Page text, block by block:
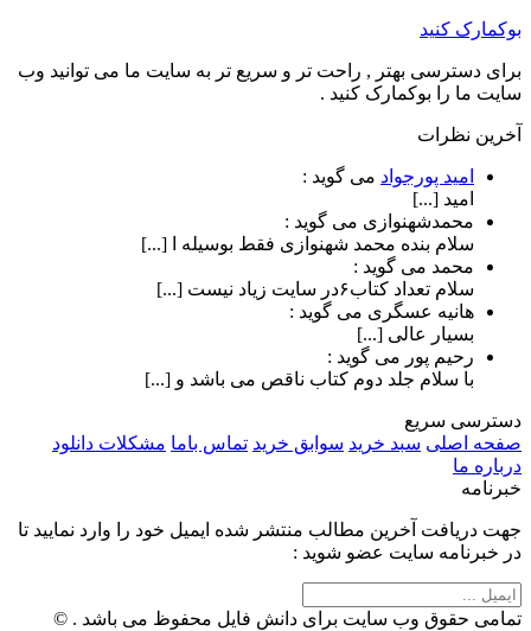
بوکمارک کنید
برای دسترسی بهتر , راحت تر و سریع تر به سایت ما می توانید وب
سایت ما را بوکمارک کنید .
آخرین نظرات
امید پورجواد می گوید :
امید [...]
محمدشهنوازی می گوید :
سلام بنده محمد شهنوازی فقط بوسیله ا [...]
محمد می گوید :
سلام تعداد کتاب۶در سایت زیاد نیست [...]
هانیه عسگری می گوید :
بسیار عالی [...]
رحیم پور می گوید :
با سلام جلد دوم کتاب ناقص می باشد و [...]
دسترسی سریع
صفحه اصلی سبد خرید سوابق خرید تماس باما مشکلات دانلود
درباره ما
خبرنامه
جهت دریافت آخرین مطالب منتشر شده ایمیل خود را وارد نمایید تا
در خبرنامه سایت عضو شوید :
تمامی حقوق وب سایت برای دانش فایل محفوظ می باشد . ©